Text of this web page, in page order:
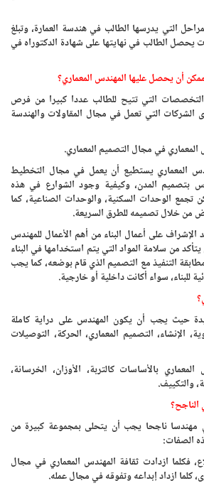
التي يدرسها الطالب في هندسة العمارة، وتبلغ
الطالب في نهايتها على شهادة الدكتوراه في
أن يحصل عليها المهندس المعماري؟
التخصصات التي تتيح للطالب عددا كبيرا من فرص
الشركات التي تعمل في مجال المقاولات والهندسة
في مجال التصميم المعماري.
المعماري يستطيع أن يعمل في مجال التخطيط
بتصميم المدن، وكيفية وجود الشوارع في هذه
تجمع الوحدات السكنية، والوحدات الصناعية، كما
من خلال تصميمه للطرق السريعة.
على أعمال البناء من أهم الأعمال للمهندس
من سلامة المواد التي يتم استخدامها في البناء
التنفيذ مع التصميم الذي قام بوضعه، كما يجب
للبناء، سواء أكانت داخلية أو خارجية.
حيث يجب أن يكون المهندس على دراية كاملة
الإنشاء، التصميم المعماري، الحركة، التوصيلات
بالأساسات كالتربة، الأوزان، الخرسانة،
والتكييف.
مهندسا ناجحا يجب أن يتحلى بمجموعة كبيرة من
الصفات:
فكلما ازدادت ثقافة المهندس المعماري في مجال
ازداد إبداعه وتفوقه في مجال عمله.